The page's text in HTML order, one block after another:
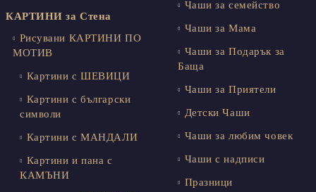
КАРТИНИ за Стена
Рисувани КАРТИНИ ПО
МОТИВ
Картини с ШЕВИЦИ
Картини с български
символи
Картини с МАНДАЛИ
Картини и пана с
КАМЪНИ
Чаши за семейство
Чаши за Мама
Чаши за Подарък за
Баща
Чаши за Приятели
Детски Чаши
Чаши за любим човек
Чаши с надписи
Празници